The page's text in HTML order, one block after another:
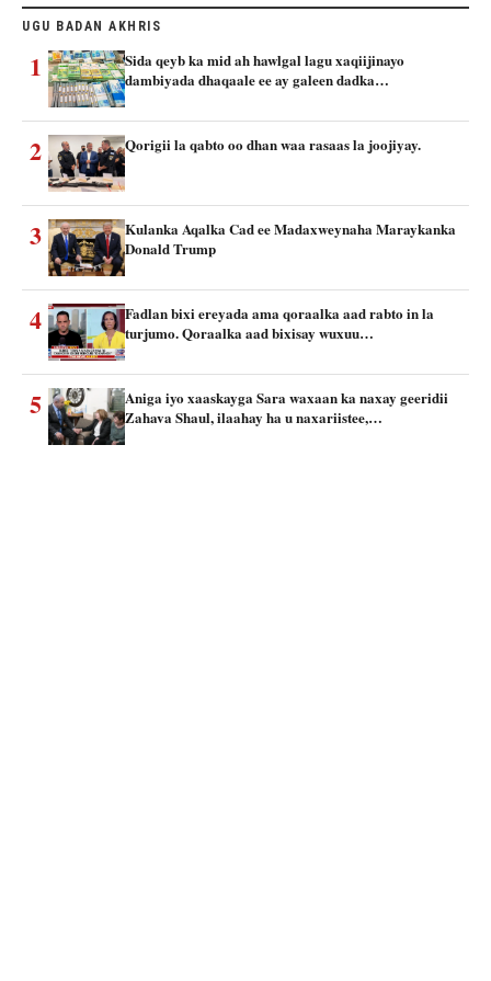
UGU BADAN AKHRIS
1
Sida qeyb ka mid ah hawlgal lagu xaqiijinayo
dambiyada dhaqaale ee ay galeen dadka…
2 Qorigii la qabto oo dhan waa rasaas la joojiyay.
3
Kulanka Aqalka Cad ee Madaxweynaha Maraykanka
Donald Trump
4
Fadlan bixi ereyada ama qoraalka aad rabto in la
turjumo. Qoraalka aad bixisay wuxuu…
5
Aniga iyo xaaskayga Sara waxaan ka naxay geeridii
Zahava Shaul, ilaahay ha u naxariistee,…